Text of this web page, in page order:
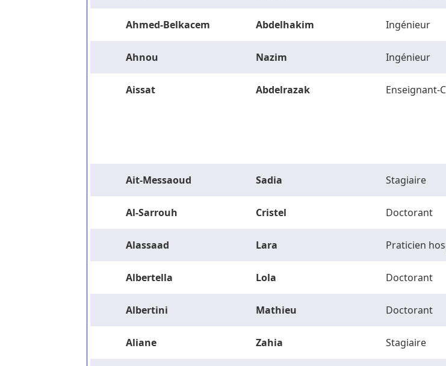
Ahmed-Belkacem Abdelhakim Ingénieur
Ahnou Nazim Ingénieur
Aissat Abdelrazak Enseignant-
Ait-Messaoud Sadia Stagiaire
Al-Sarrouh Cristel Doctorant
Alassaad Lara Praticien
Albertella Lola Doctorant
Albertini Mathieu Doctorant
Aliane Zahia Stagiaire